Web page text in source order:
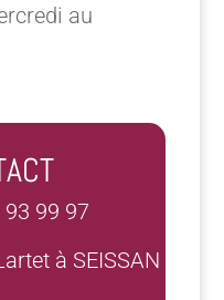
au
93 99 97
à SEISSAN